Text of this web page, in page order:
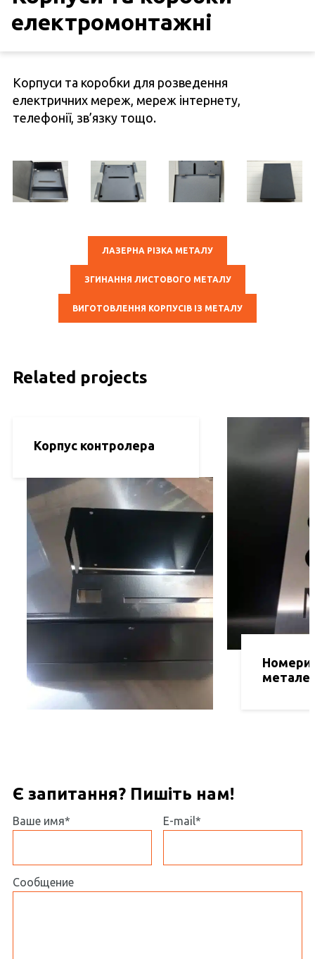
електромонтажні
Корпуси та коробки для розведення
електричних мереж, мереж інтернету,
телефонії, зв’язку тощо.
ЛАЗЕРНА РІЗКА МЕТАЛУ
ЗГИНАННЯ ЛИСТОВОГО МЕТАЛУ
ВИГОТОВЛЕННЯ КОРПУСІВ ІЗ МЕТАЛУ
Related projects
Корпус контролера
Номери
Є запитання? Пишіть нам!
Ваше имя* E-mail*
Сообщение